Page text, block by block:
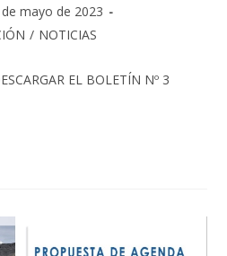
mayo de 2023
/ NOTICIAS
EL BOLETÍN Nº 3